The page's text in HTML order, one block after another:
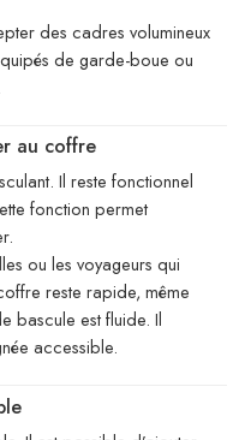
des cadres volumineux
de garde-boue ou
au coffre
Il reste fonctionnel
fonction permet
ou les voyageurs qui
reste rapide, même
bascule est fluide. Il
accessible.